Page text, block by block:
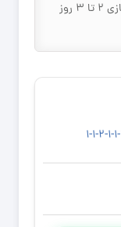
ارسال به سراسر کشور (زمان آماده سازی ۲ تا ۳ روز